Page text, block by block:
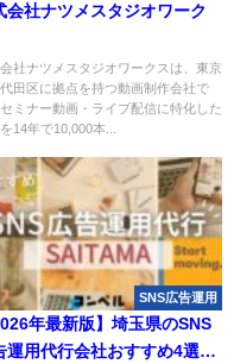
会社ナツメスタジオワーク
社ナツメスタジオワークスは、東京
田区に拠点を持つ動画制作会社で
ミナー動画・ライブ配信に特化した
14年で10,000本...
SNS広告運用
年最新版】埼玉県のSNS
運用代行会社おすすめ4選｜